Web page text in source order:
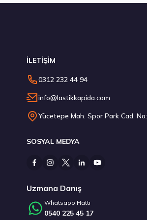
235/45 R18 98Y XL Ecsta Sport
6.710,00 ₺
185/65 R15 88H Intensa HP 2 2026
İLETİŞİM
0312 232 44 94
info@lastikkapida.com
Yücetepe Mah. Spor Park Cad.
SOSYAL MEDYA
Uzmana Danış
Whatsapp Hattı
0540 225 45 17